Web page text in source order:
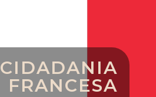
CIDADANIA
FRANCESA